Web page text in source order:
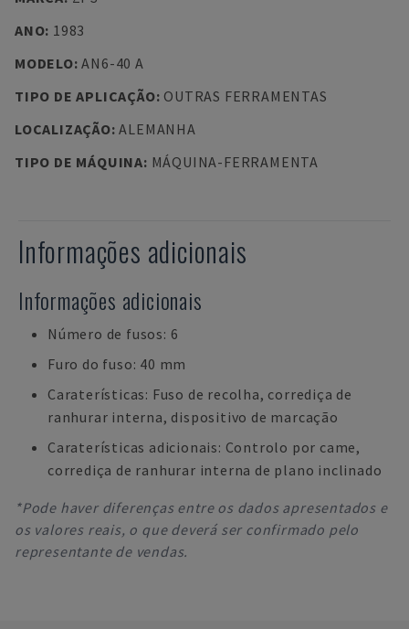
ANO: 1983
MODELO:AN6-40 A
TIPO DE APLICAÇÃO: OUTRAS FERRAMENTAS
LOCALIZAÇÃO:ALEMANHA
TIPO DE MÁQUINA: MÁQUINA-FERRAMENTA
Informações adicionais
Informações adicionais
Número de fusos: 6
Furo do fuso: 40 mm
Caraterísticas: Fuso de recolha, corrediça de
ranhurar interna, dispositivo de marcação
Caraterísticas adicionais: Controlo por came,
corrediça de ranhurar interna de plano inclinado
*Pode haver diferenças entre os dados apresentados e
os valores reais, o que deverá ser confirmado pelo
representante de vendas.